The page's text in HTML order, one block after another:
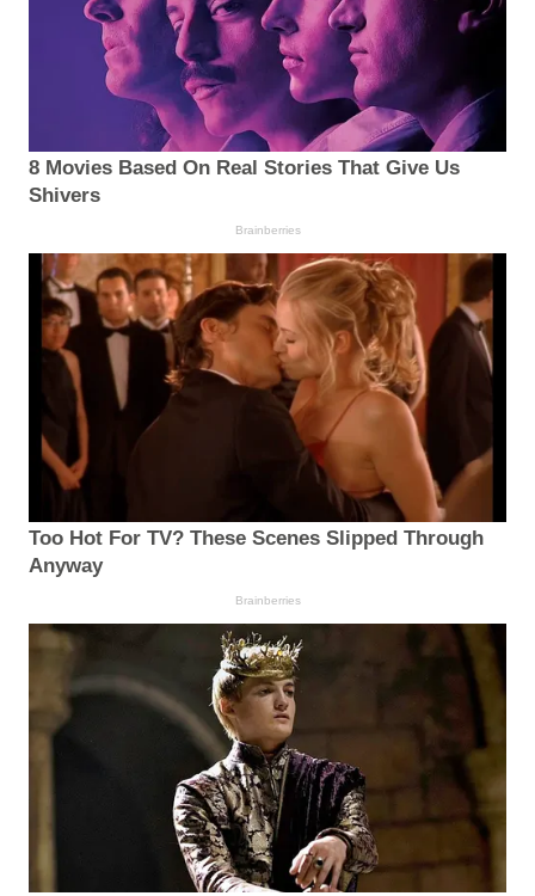
8 Movies Based On Real Stories That Give Us
Shivers
Brainberries
Too Hot For TV? These Scenes Slipped Through
Anyway
Brainberries